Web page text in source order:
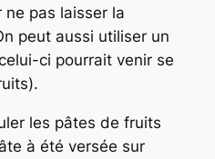
pas laisser la
peut aussi utiliser un
ci pourrait venir se
les pâtes de fruits
à été versée sur